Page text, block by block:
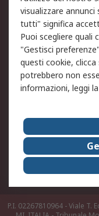
Email Security
Condizioni di
Etica e
Chi Siamo
Chi Siamo
Supporto
Carriere
Press Centre
P.I. 02267810964 - Viale T.
visualizzare
tutti" significa
Puoi scegliere quali
"Gestisci
questi cookie,
potrebbero non
informazioni, leggi